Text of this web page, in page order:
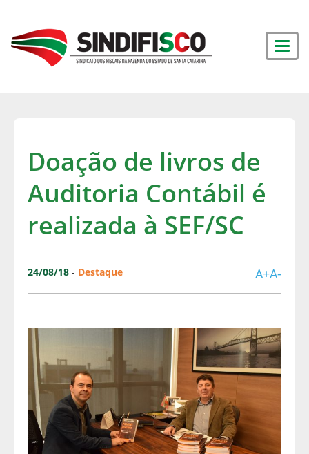
Doação de livros de
Auditoria Contábil é
realizada à SEF/SC
24/08/18 - Destaque A+A-